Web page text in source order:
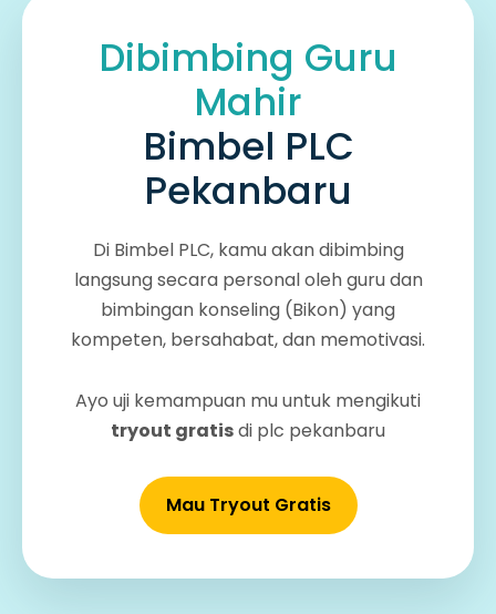
Dibimbing Guru
Mahir
Bimbel PLC
Pekanbaru
Di Bimbel PLC, kamu akan dibimbing
langsung secara personal oleh guru dan
bimbingan konseling (Bikon) yang
kompeten, bersahabat, dan memotivasi.
Ayo uji kemampuan mu untuk mengikuti
tryout gratisdi plc pekanbaru
Mau Tryout Gratis